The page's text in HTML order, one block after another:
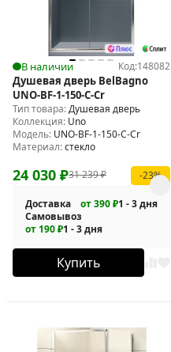
В наличии Код:148082
Душевая дверь BelBagno
UNO-BF-1-150-C-Cr
Тип товара:Душевая дверь
Коллекция: Uno
Модель: UNO-BF-1-150-C-Cr
Материал:стекло
31 239₽
24 030 ₽ -23%
Доставка от 390 ₽1 - 3 дня
Самовывоз
от 190 ₽1 - 3 дня
Купить